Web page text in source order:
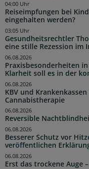
Reiseimpfungen bei
eingehalten werden?
04:00 Uhr
Gesundheitsrechtler
eine stille Rezession im
03:05 Uhr
Praxisbesonderheiten in
Klarheit soll es in der
06.08.2026
KBV und
Cannabistherapie
06.08.2026
Reversible
06.08.2026
Besserer Schutz vor
veröffentlichen
06.08.2026
Erst das trockene Auge
06.08.2026